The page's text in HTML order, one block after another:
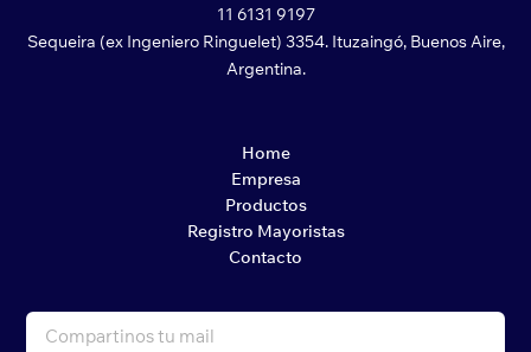
11 6131 9197
Sequeira (ex Ingeniero Ringuelet) 3354. Ituzaingó, Buenos Aire,
Argentina.
Home
Empresa
Productos
Registro Mayoristas
Contacto